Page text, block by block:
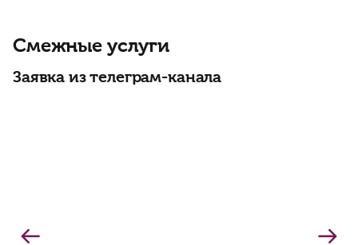
Смежные услуги
Заявка из телеграм-канала